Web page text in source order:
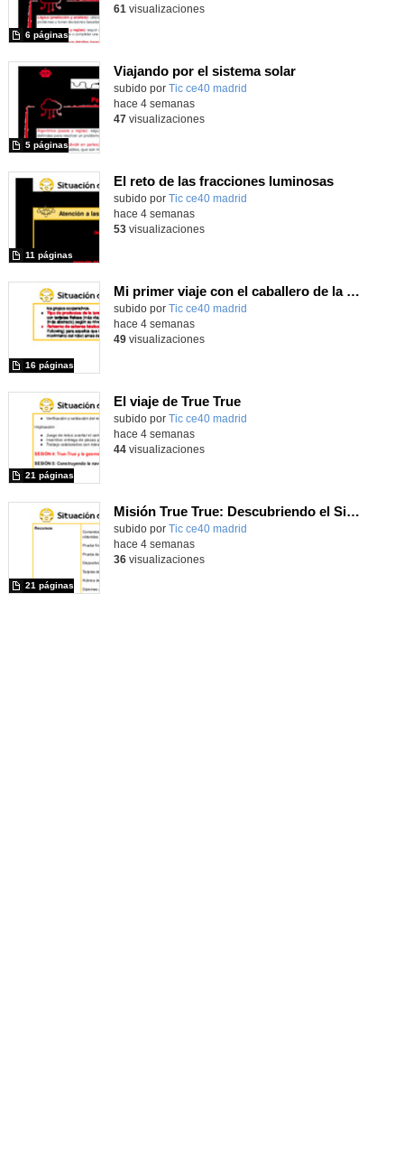
6 páginas
61 visualizaciones
Viajando por el sistema solar
subido por Tic ce40 madrid
5 páginas
hace 4 semanas
47visualizaciones
El reto de las fracciones luminosas
subido por Tic ce40 madrid
11 páginas
hace 4 semanas
53visualizaciones
Mi primer viaje con el caballero de la Mancha
subido por Tic ce40 madrid
16 páginas
hace 4 semanas
49visualizaciones
El viaje de True True
subido por Tic ce40 madrid
21 páginas
hace 4 semanas
44visualizaciones
Misión True True: Descubriendo el Sistema Solar
subido por Tic ce40 madrid
21 páginas
hace 4 semanas
36visualizaciones